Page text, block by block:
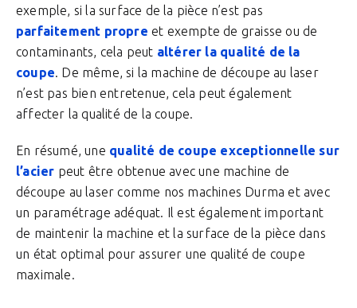
exemple, si la surface de la pièce n’est pas
parfaitement propre et exempte de graisse ou de
contaminants, cela peut altérer la qualité de la
coupe. De même, si la machine de découpe au laser
n’est pas bien entretenue, cela peut également
affecter la qualité de la coupe.
En résumé, une qualité de coupe exceptionnelle sur
l’acier peut être obtenue avec une machine de
découpe au laser comme nos machines Durma et avec
un paramétrage adéquat. Il est également important
de maintenir la machine et la surface de la pièce dans
un état optimal pour assurer une qualité de coupe
maximale.